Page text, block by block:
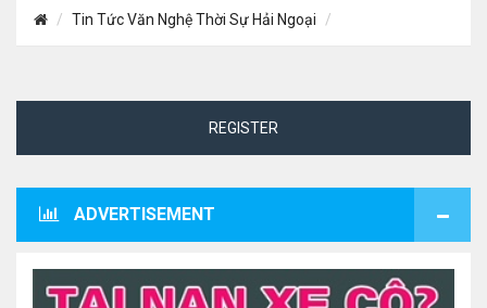
Tin Tức Văn Nghệ Thời Sự Hải Ngoại
REGISTER
ADVERTISEMENT